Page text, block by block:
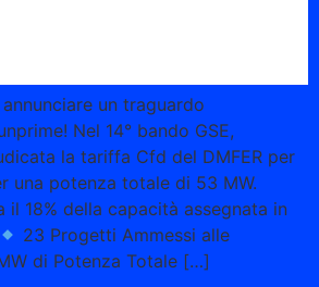
un traguardo
Nel 14° bando GSE,
la tariffa Cfd del DMFER per
una potenza totale di 53 MW.
il 18% della capacità assegnata in
23 Progetti Ammessi alle
di Potenza Totale […]